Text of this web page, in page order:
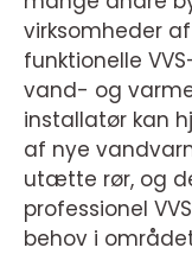
virksomheder
funktionelle
vand- og
installatør kan
af nye
utætte rør, og
professionel
behov i